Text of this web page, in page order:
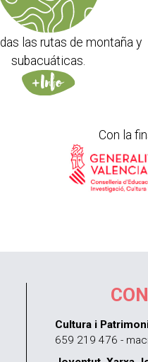
las rutas de montaña y
subacuáticas.
Con la
Cultura i
659 219 476 -